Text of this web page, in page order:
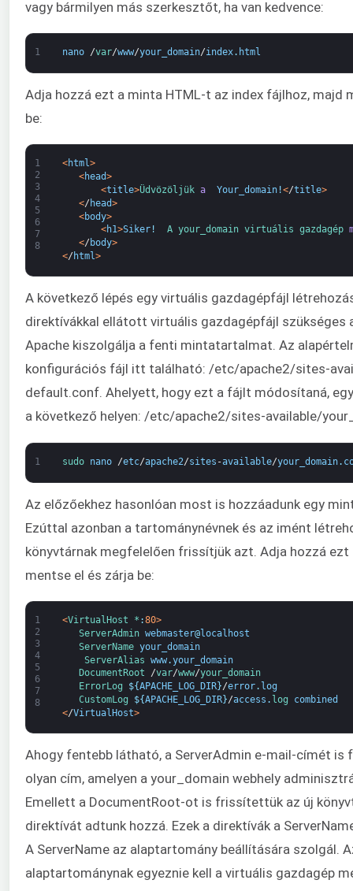
vagy bármilyen más szerkesztőt, ha van kedvence:
1 nano /var/www/your_domain/index. html
Adja hozzá ezt a minta HTML-t az index fájlhoz, majd
be:
1
2
3
4
5
6
7
8
<html>
<head>
<title>Üdvözöljük a Your_domain!</title>
</ head>
<body>
<h1>Siker! A your_domain virtuális gazdagép
</ body>
</ html>
A következő lépés egy virtuális gazdagépfájl
direktívákkal ellátott virtuális gazdagépfájl szükséges
Apache kiszolgálja a fenti mintatartalmat. Az
konfigurációs fájl itt található: /etc/apache2/sites-
default.conf. Ahelyett, hogy ezt a fájlt módosítaná,
a következő helyen: /etc/apache2/sites-available/
1 sudo nano /etc/apache2/sites -available/your_domain.
Az előzőekhez hasonlóan most is hozzáadunk egy
Ezúttal azonban a tartománynévnek és az imént
könyvtárnak megfelelően frissítjük azt. Adja hozzá ezt
mentse el és zárja be:
1
2
3
4
5
6
7
8
<VirtualHost * :80>
ServerAdmin webmaster@localhost
ServerName your_domain
ServerAlias www.your_domain
DocumentRoot
/var/www/your_domain
ErrorLog
${APACHE_LOG_DIR}/error. log
CustomLog
${APACHE_LOG_DIR}/access . log
combined
</VirtualHost>
Ahogy fentebb látható, a ServerAdmin e-mail-címét is
olyan cím, amelyen a your_domain webhely
Emellett a DocumentRoot-ot is frissítettük az új
direktívát adtunk hozzá. Ezek a direktívák a
A ServerName az alaptartomány beállítására szolgál.
alaptartománynak egyeznie kell a virtuális gazdagép